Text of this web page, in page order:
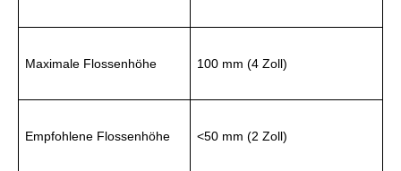
Maximale Flossenhöhe 100 mm (4 Zoll)
Empfohlene Flossenhöhe <50 mm (2 Zoll)